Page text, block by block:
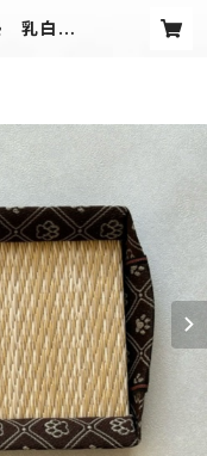
乳白色×